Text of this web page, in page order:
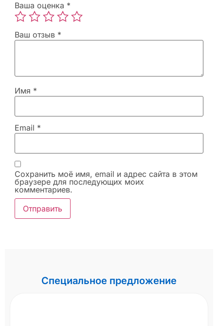
Ваша оценка *
Ваш отзыв *
Имя *
Email *
Сохранить моё имя, email и адрес сайта в этом
браузере для последующих моих
комментариев.
Специальное предложение